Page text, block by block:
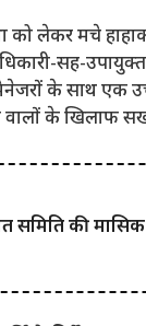
लेकर मचे
सह-
के साथ एक उच्च
के खिलाफ
समिति की